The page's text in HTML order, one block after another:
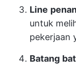
Line
untuk
pekerjaan
Batang